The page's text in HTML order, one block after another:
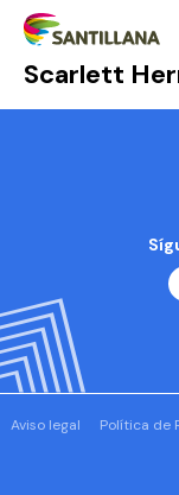
Scarlett
Aviso legal Política de